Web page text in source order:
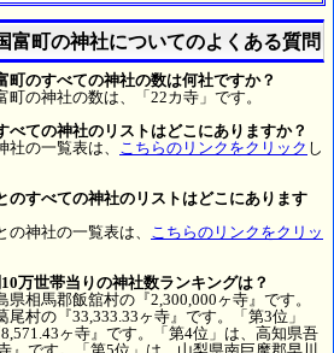
富町の神社についてのよくある質問
町のすべての神社の数は何社ですか？
町の神社の数は、「22カ寺」です。
べての神社のリストはどこにありますか？
社の一覧表は、 こちらのリンクをクリック し
のすべての神社のリストはどこにあります
の神社の一覧表は、 こちらのリンクをクリッ
万世帯当りの神社数ランキングは？
県相馬郡飯舘村の『2,300,000ヶ寺』です。
尾村の『33,333.33ヶ寺』です。「第3位」
ヶ寺』です。「第4位」は、高知県吾